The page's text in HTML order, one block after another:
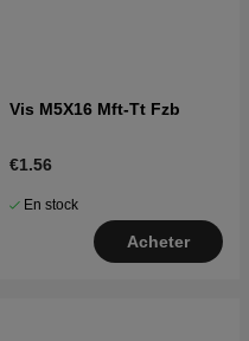
Vis M5X16 Mft-Tt Fzb
€1.56
En stock
Acheter